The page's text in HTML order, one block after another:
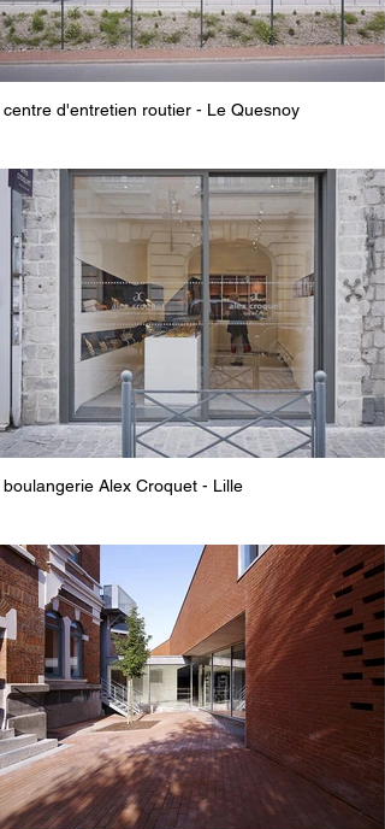
centre d'entretien routier - Le Quesnoy
boulangerie Alex Croquet - Lille